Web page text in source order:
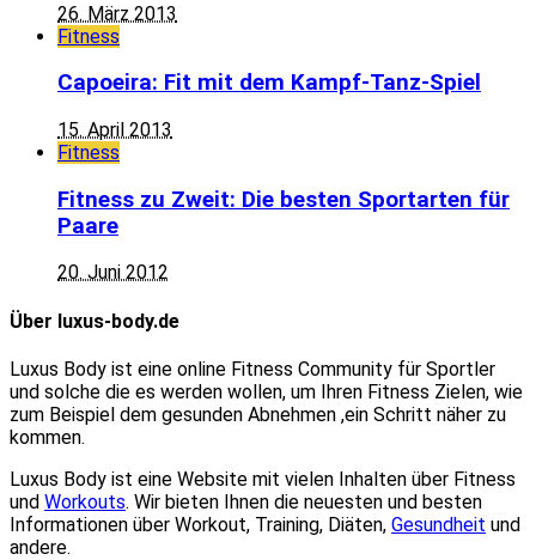
26. März 2013
Fitness
Capoeira: Fit mit dem Kampf-Tanz-Spiel
15. April 2013
Fitness
Fitness zu Zweit: Die besten Sportarten für
Paare
20. Juni 2012
Über luxus-body.de
Luxus Body ist eine online Fitness Community für Sportler
und solche die es werden wollen, um Ihren Fitness Zielen, wie
zum Beispiel dem gesunden Abnehmen ,ein Schritt näher zu
kommen.
Luxus Body ist eine Website mit vielen Inhalten über Fitness
und Workouts. Wir bieten Ihnen die neuesten und besten
Informationen über Workout, Training, Diäten, Gesundheit und
andere.